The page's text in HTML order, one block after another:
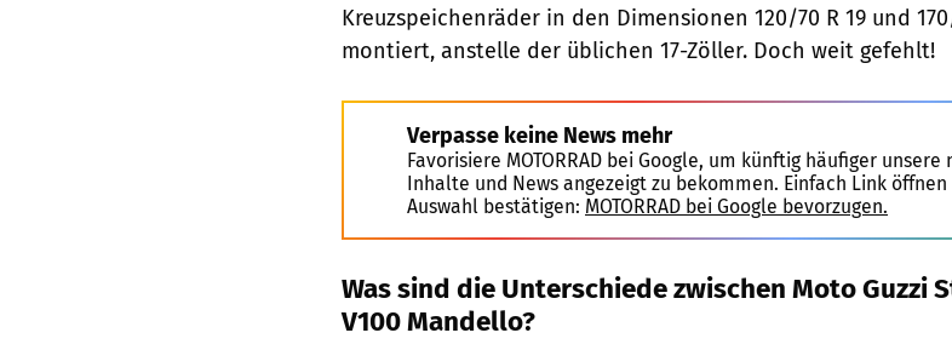
Kreuzspeichenräder in den Dimensionen 120/70 R 19 und
montiert, anstelle der üblichen 17-Zöller. Doch weit gefehlt!
Verpasse keine News mehr
Favorisiere MOTORRAD bei Google, um künftig häufiger unsere
Inhalte und News angezeigt zu bekommen. Einfach Link öffnen
Auswahl bestätigen: MOTORRAD bei Google bevorzugen.
Was sind die Unterschiede zwischen Moto Guzzi
V100 Mandello?